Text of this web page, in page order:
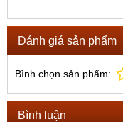
Đánh giá sản phẩm
Bình chọn sản phẩm:
Bình luận